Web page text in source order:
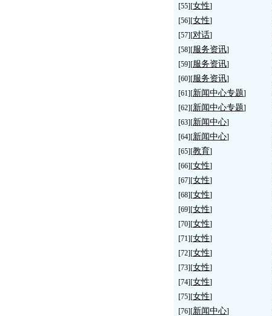
[55][女性]
[56][女性]
[57][对话]
[58][服务资讯]
[59][服务资讯]
[60][服务资讯]
[61][新闻中心专题]
[62][新闻中心专题]
[63][新闻中心]
[64][新闻中心]
[65][教育]
[66][女性]
[67][女性]
[68][女性]
[69][女性]
[70][女性]
[71][女性]
[72][女性]
[73][女性]
[74][女性]
[75][女性]
[76][新闻中心]